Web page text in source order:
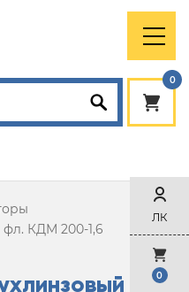
0
КДМ 200-1,6
ЛК
0